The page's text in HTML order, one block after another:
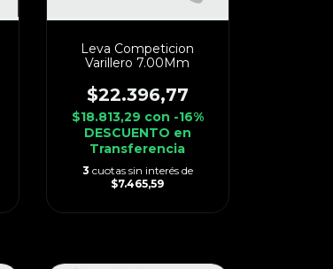
Leva Competicion
Varillero 7.00Mm
$22.396,77
$18.813,29 con -16%
DESCUENTO en
Transferencia
3 cuotas sin interés de
$7.465,59